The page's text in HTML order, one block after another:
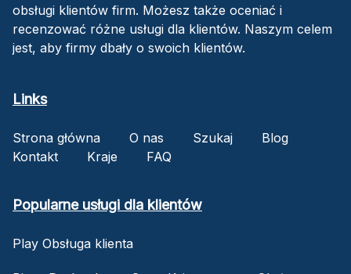
obsługi klientów firm. Możesz także oceniać i
recenzować różne usługi dla klientów. Naszym celem
jest, aby firmy dbały o swoich klientów.
Links
Strona główna O nas Szukaj
Blog
Kontakt
Kraje FAQ
Popularne usługi dla klientów
Play Obsługa klienta